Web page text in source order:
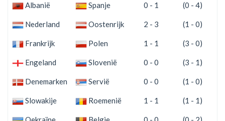
Albanië Spanje 0 - 1 (0 - 4)
Nederland Oostenrijk 2 - 3 (1 - 0)
Frankrijk Polen 1 - 1 (3 - 0)
Engeland Slovenië 0 - 0 (3 - 1)
Denemarken Servië 0 - 0 (1 - 0)
Slowakije Roemenië 1 - 1 (1 - 1)